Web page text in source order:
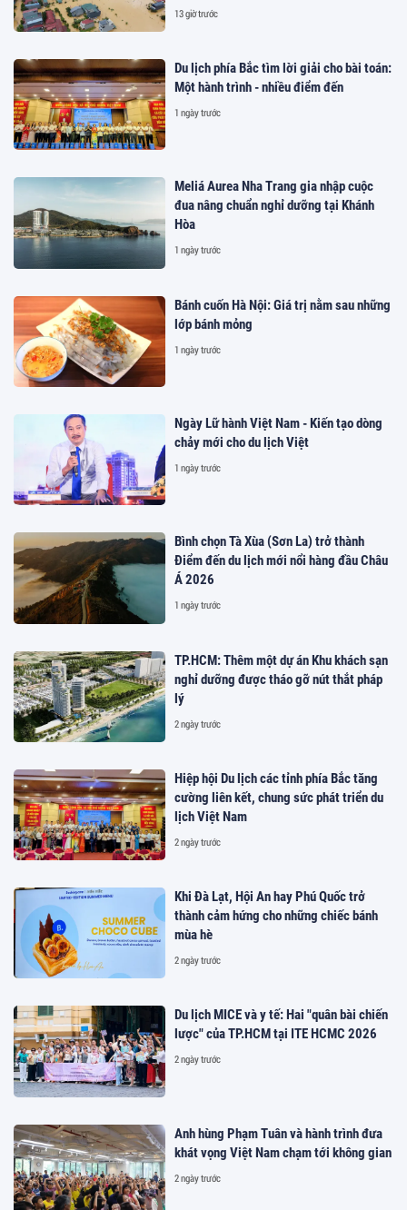
13 giờ trước
Du lịch phía Bắc tìm lời giải cho bài toán:
Một hành trình - nhiều điểm đến
1 ngày trước
Meliá Aurea Nha Trang gia nhập cuộc
đua nâng chuẩn nghỉ dưỡng tại Khánh
Hòa
1 ngày trước
Bánh cuốn Hà Nội: Giá trị nằm sau những
lớp bánh mỏng
1 ngày trước
Ngày Lữ hành Việt Nam - Kiến tạo dòng
chảy mới cho du lịch Việt
1 ngày trước
Bình chọn Tà Xùa (Sơn La) trở thành
Điểm đến du lịch mới nổi hàng đầu Châu
Á 2026
1 ngày trước
TP.HCM: Thêm một dự án Khu khách sạn
nghỉ dưỡng được tháo gỡ nút thắt pháp
lý
2 ngày trước
Hiệp hội Du lịch các tỉnh phía Bắc tăng
cường liên kết, chung sức phát triển du
lịch Việt Nam
2 ngày trước
Khi Đà Lạt, Hội An hay Phú Quốc trở
thành cảm hứng cho những chiếc bánh
mùa hè
2 ngày trước
Du lịch MICE và y tế: Hai "quân bài chiến
lược" của TP.HCM tại ITE HCMC 2026
2 ngày trước
Anh hùng Phạm Tuân và hành trình đưa
khát vọng Việt Nam chạm tới không gian
2 ngày trước